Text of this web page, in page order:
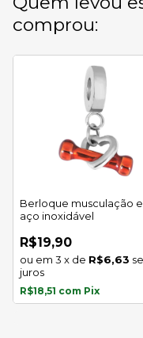
comprou:
Berloque musculação
aço inoxidável
R$19,90
3 x de R$6,63
juros
R$18,51 com Pix